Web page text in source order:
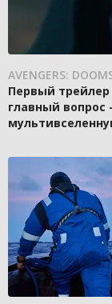
AVENGERS:
Первый
главный вопрос